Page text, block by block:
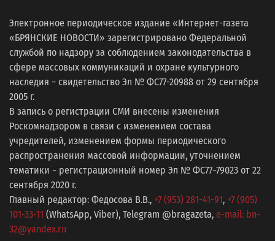
Электронное периодическое издание «Интернет-газета
«БРЯНСКИЕ НОВОСТИ» зарегистрировано Федеральной
службой по надзору за соблюдением законодательства в
сфере массовых коммуникаций и охране культурного
наследия − свидетельство Эл № ФС77-20988 от 29 сентября
2005 г.
В запись о регистрации СМИ внесены изменения
Роскомнадзором в связи с изменением состава
учредителей, изменением формы периодического
распространения массовой информации, уточнением
тематики − регистрационный номер Эл № ФС77−79023 от 22
сентября 2020 г.
Главный редактор: Федосова В.В., +7 (953) 281-41-91, +7 (905)
101-33-11 (WhatsApp, Viber), Telegram @bragazeta, e-mail: bn-
32@yandex.ru